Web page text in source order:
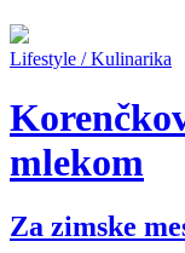
Lifestyle / Kulinarika
mlekom
Za zimske